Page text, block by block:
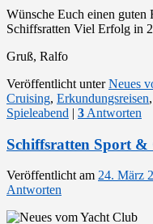
Wünsche Euch einen guten
Schiffsratten Viel Erfolg in
Gruß, Ralfo
Veröffentlicht unter Neues
Cruising, Erkundungsreisen,
Spieleabend | 3 Antworten
Schiffsratten Sport &
Veröffentlicht am 24. März
Antworten